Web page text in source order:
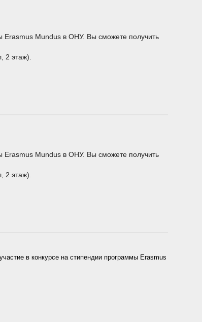
Erasmus Mundus в ОНУ. Вы сможете получить
2 этаж).
Erasmus Mundus в ОНУ. Вы сможете получить
2 этаж).
в конкурсе на стипендии программы Erasmus